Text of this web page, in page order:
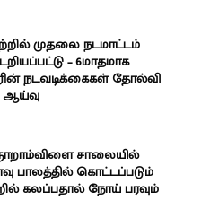
முதலை நடமாட்டம்
– 6மாதமாக
நடவடிக்கைகள் தோல்வி
ஆய்வு
சாலையில்
பாலத்தில் கொட்டப்படும்
கலப்பதால் நோய் பரவும்